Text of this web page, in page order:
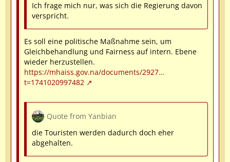
Ich frage mich nur, was sich die Regierung davon
verspricht.
Es soll eine politische Maßnahme sein, um
Gleichbehandlung und Fairness auf intern. Ebene
wieder herzustellen.
https://mhaiss.gov.na/documents/2927…
t=1741020997482
Quote from Yanbian
die Touristen werden dadurch doch eher
abgehalten.